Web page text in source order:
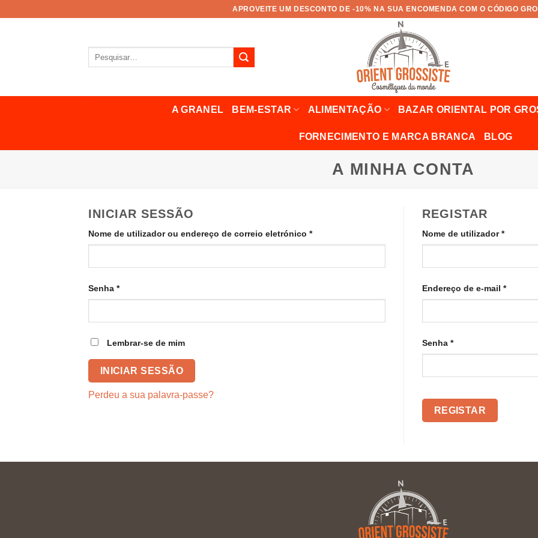
APROVEITE UM DESCONTO DE -10% NA SUA ENCOMENDA COM O CÓDIGO
A GRANEL BEM-ESTAR ALIMENTAÇÃO BAZAR ORIENTAL POR
FORNECIMENTO E MARCA BRANCA BLOG
A MINHA CONTA
INICIAR SESSÃO
Nome de utilizador ou endereço de correio eletrónico *Necessário
Senha *Necessário
Lembrar-se de mim
INICIAR SESSÃO
Perdeu a sua palavra-passe?
REGISTAR
Nome de utilizador*
Endereço de e-mail *
Senha *Necessário
REGISTAR